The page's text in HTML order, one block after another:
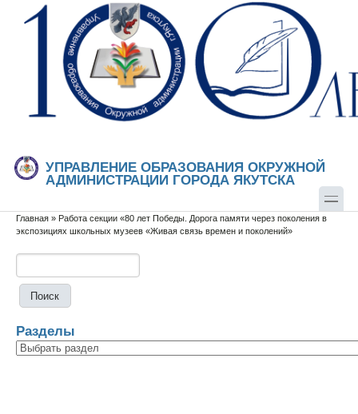
Перейти к основному содержанию
Skip to search
УПРАВЛЕНИЕ ОБРАЗОВАНИЯ ОКРУЖНОЙ
АДМИНИСТРАЦИИ ГОРОДА ЯКУТСКА
Вы здесь
Главная » Работа секции «80 лет Победы. Дорога памяти через поколения в
экспозициях школьных музеев «Живая связь времен и поколений»
Разделы